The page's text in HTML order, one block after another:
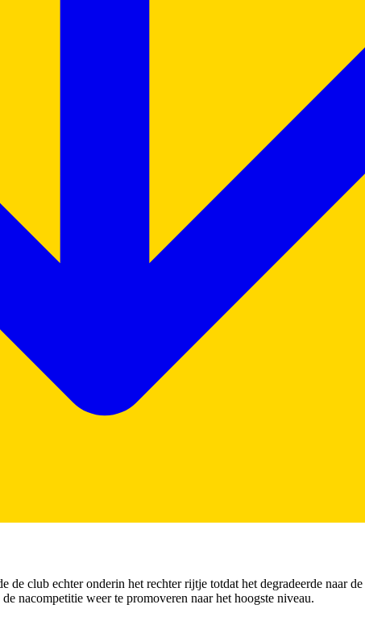
club echter onderin het rechter rijtje totdat het degradeerde naar de
nacompetitie weer te promoveren naar het hoogste niveau.